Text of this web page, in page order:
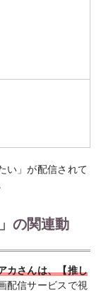
い」が配信されて
の関連動
カさんは、【推し
配信サービスで視